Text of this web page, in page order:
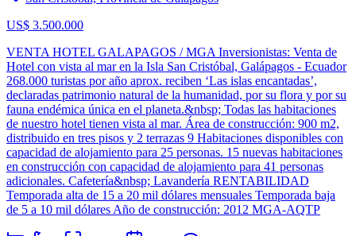
US$ 3.500.000
VENTA HOTEL GALAPAGOS / MGA Inversionistas: Venta de
Hotel con vista al mar en la Isla San Cristóbal, Galápagos - Ecuador
268.000 turistas por año aprox. reciben ‘Las islas encantadas’,
declaradas patrimonio natural de la humanidad, por su flora y por su
fauna endémica única en el planeta.&nbsp; Todas las habitaciones
de nuestro hotel tienen vista al mar. Área de construcción: 900 m2,
distribuido en tres pisos y 2 terrazas 9 Habitaciones disponibles con
capacidad de alojamiento para 25 personas. 15 nuevas habitaciones
en construcción con capacidad de alojamiento para 41 personas
adicionales. Cafetería&nbsp; Lavandería RENTABILIDAD
Temporada alta de 15 a 20 mil dólares mensuales Temporada baja
de 5 a 10 mil dólares Año de construcción: 2012 MGA-AQTP